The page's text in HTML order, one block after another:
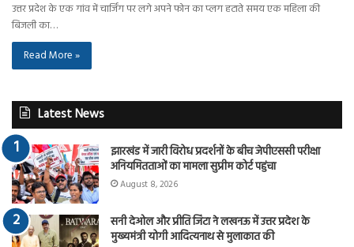
उत्तर प्रदेश के एक गांव में चार्जिंग पर लगे अपने फोन का प्लग हटाते समय एक महिला की
बिजली का…
Read More »
Latest News
झारखंड में जारी विरोध प्रदर्शनों के बीच जेपीएससी परीक्षा
अनियमितताओं का मामला सुप्रीम कोर्ट पहुंचा
August 8, 2026
सनी देओल और प्रीति जिंटा ने लखनऊ में उत्तर प्रदेश के
मुख्यमंत्री योगी आदित्यनाथ से मुलाकात की